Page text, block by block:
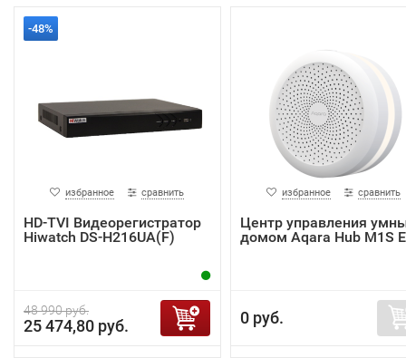
-48%
избранное сравнить
HD-TVI Видеорегистратор
Hiwatch DS-H216UA(F)
48 990 руб.
25 474,80 руб.
избранное сравнить
Центр управления
домом Aqara Hub M1S
0 руб.